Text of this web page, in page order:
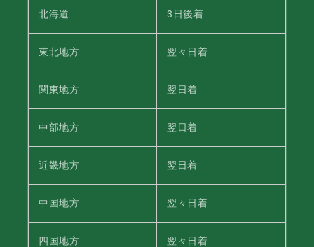
北海道 3日後着
東北地方 翌々日着
関東地方 翌日着
中部地方 翌日着
近畿地方 翌日着
中国地方 翌々日着
四国地方 翌々日着